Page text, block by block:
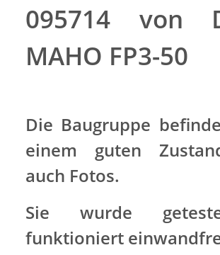
095714 von
MAHO FP3-50
Die Baugruppe
einem guten
auch Fotos.
Sie wurde
funktioniert